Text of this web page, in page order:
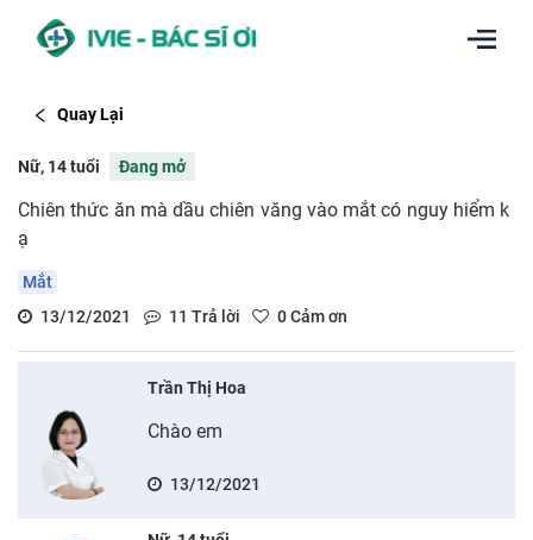
Quay Lại
Nữ, 14 tuổi Đang mở
Chiên thức ăn mà dầu chiên văng vào mắt có nguy hiểm k
ạ
Mắt
13/12/2021
11 Trả lời 0Cảm ơn
Trần Thị Hoa
Chào em
13/12/2021